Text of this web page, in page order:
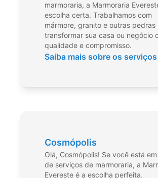
marmoraria, a Marmoraria
escolha certa. Trabalhamos com
mármore, granito e outras pedras
transformar sua casa ou negócio
qualidade e compromisso.
Saiba mais sobre os serviços
Cosmópolis
Olá, Cosmópolis! Se você está
de serviços de marmoraria, a
Evereste é a escolha perfeita.